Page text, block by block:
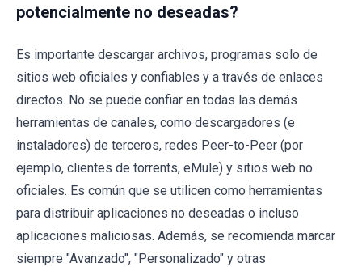
potencialmente no deseadas?
Es importante descargar archivos, programas solo de
sitios web oficiales y confiables y a través de enlaces
directos. No se puede confiar en todas las demás
herramientas de canales, como descargadores (e
instaladores) de terceros, redes Peer-to-Peer (por
ejemplo, clientes de torrents, eMule) y sitios web no
oficiales. Es común que se utilicen como herramientas
para distribuir aplicaciones no deseadas o incluso
aplicaciones maliciosas. Además, se recomienda marcar
siempre "Avanzado", "Personalizado" y otras